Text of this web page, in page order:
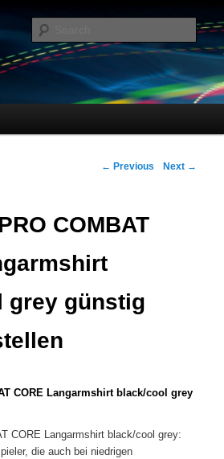
Sportschuhe online
Post navigation
← Previous Next →
COMBAT
grey günstig
CORE Langarmshirt black/cool grey
CORE Langarmshirt black/cool grey:
die auch bei niedrigen